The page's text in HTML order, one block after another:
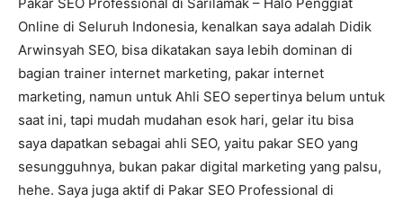
Online di Seluruh Indonesia, kenalkan saya adalah Didik
Arwinsyah SEO, bisa dikatakan saya lebih dominan di
bagian trainer internet marketing, pakar internet
marketing, namun untuk Ahli SEO sepertinya belum untuk
saat ini, tapi mudah mudahan esok hari, gelar itu bisa
saya dapatkan sebagai ahli SEO, yaitu pakar SEO yang
sesungguhnya, bukan pakar digital marketing yang palsu,
hehe. Saya juga aktif di Pakar SEO Professional di